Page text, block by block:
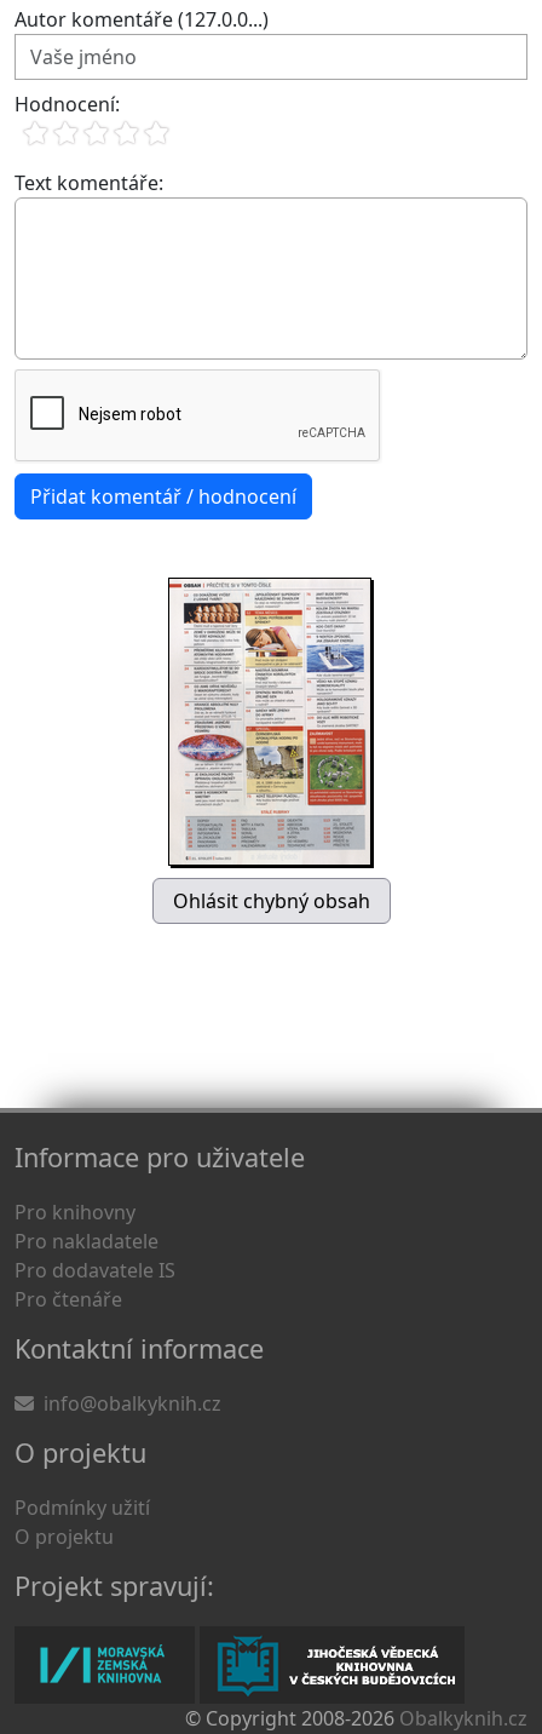
Autor komentáře (127.0.0...)
Hodnocení:
Text komentáře:
Informace pro uživatele
Pro knihovny
Pro nakladatele
Pro dodavatele IS
Pro čtenáře
Kontaktní informace
info@obalkyknih.cz
O projektu
Podmínky užití
O projektu
Projekt spravují:
© Copyright 2008-2026 Obalkyknih.cz